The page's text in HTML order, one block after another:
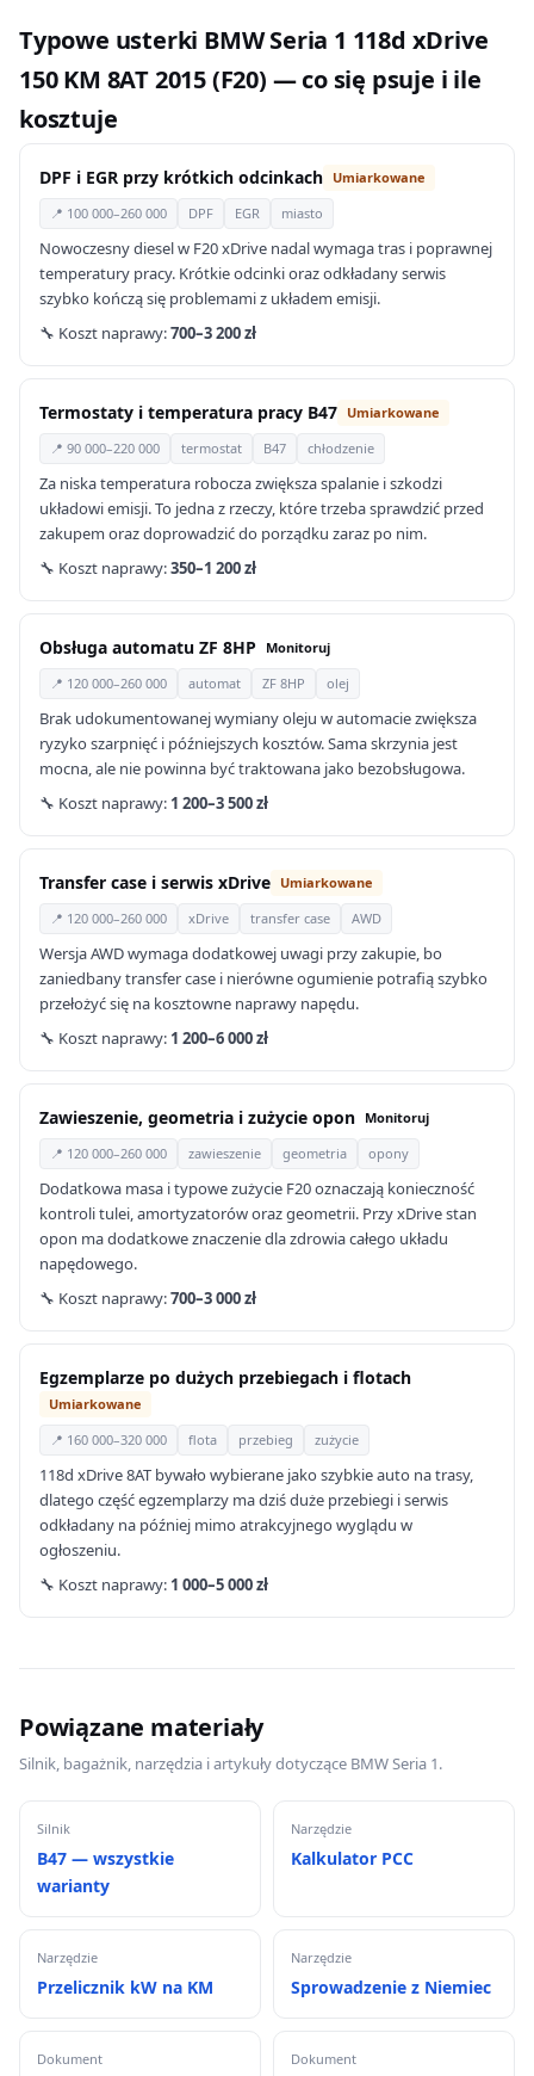
Typowe usterki BMW Seria 1 118d xDrive
150 KM 8AT 2015 (F20) — co się psuje i ile
kosztuje
DPF i EGR przy krótkich odcinkach Umiarkowane
📍 100 000–260 000 DPF EGR miasto
Nowoczesny diesel w F20 xDrive nadal wymaga tras i poprawnej
temperatury pracy. Krótkie odcinki oraz odkładany serwis
szybko kończą się problemami z układem emisji.
🔧 Koszt naprawy:700–3 200 zł
Termostaty i temperatura pracy B47 Umiarkowane
📍 90 000–220 000 termostat B47 chłodzenie
Za niska temperatura robocza zwiększa spalanie i szkodzi
układowi emisji. To jedna z rzeczy, które trzeba sprawdzić przed
zakupem oraz doprowadzić do porządku zaraz po nim.
🔧 Koszt naprawy:350–1 200 zł
Obsługa automatu ZF 8HP Monitoruj
📍 120 000–260 000 automat ZF 8HP olej
Brak udokumentowanej wymiany oleju w automacie zwiększa
ryzyko szarpnięć i późniejszych kosztów. Sama skrzynia jest
mocna, ale nie powinna być traktowana jako bezobsługowa.
🔧 Koszt naprawy: 1 200–3 500 zł
Transfer case i serwis xDrive Umiarkowane
📍 120 000–260 000 xDrive transfer case AWD
Wersja AWD wymaga dodatkowej uwagi przy zakupie, bo
zaniedbany transfer case i nierówne ogumienie potrafią szybko
przełożyć się na kosztowne naprawy napędu.
🔧 Koszt naprawy: 1 200–6 000 zł
Zawieszenie, geometria i zużycie opon Monitoruj
📍 120 000–260 000 zawieszenie geometria opony
Dodatkowa masa i typowe zużycie F20 oznaczają konieczność
kontroli tulei, amortyzatorów oraz geometrii. Przy xDrive stan
opon ma dodatkowe znaczenie dla zdrowia całego układu
napędowego.
🔧 Koszt naprawy:700–3 000 zł
Egzemplarze po dużych przebiegach i flotach
Umiarkowane
📍 160 000–320 000
flota przebieg zużycie
118d xDrive 8AT bywało wybierane jako szybkie auto na trasy,
dlatego część egzemplarzy ma dziś duże przebiegi i serwis
odkładany na później mimo atrakcyjnego wyglądu w
ogłoszeniu.
🔧 Koszt naprawy: 1 000–5 000 zł
Powiązane materiały
Silnik, bagażnik, narzędzia i artykuły dotyczące BMW Seria 1.
Silnik
B47 — wszystkie
warianty
Narzędzie
Kalkulator PCC
Narzędzie
Przelicznik kW na KM
Narzędzie
Sprowadzenie z Niemiec
Dokument Dokument